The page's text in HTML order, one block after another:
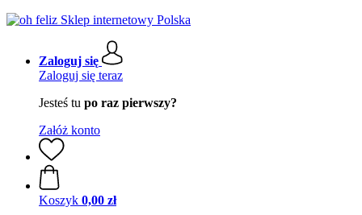
Zaloguj się
Zaloguj się teraz
Jesteś tu po raz pierwszy?
Załóż konto
Koszyk 0,00 zł